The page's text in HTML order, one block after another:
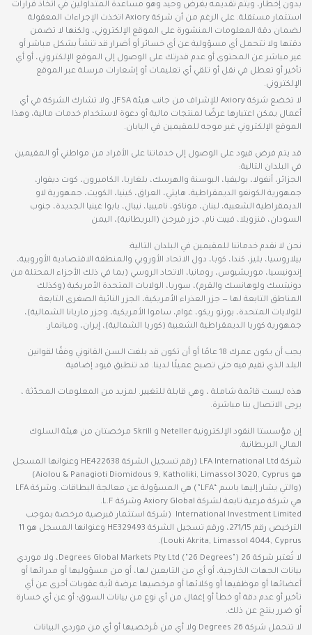
بدون إخطار، ويتم تقديمه بغرض وحيد وهو مساعدة المتداولين في اتخاذ قرارات
استثمار مستقلة. على الرغم من أن شركة Axiory اتخذت الإجراءات المعقولة
لضمان دقة المعلومات المنشورة على الموقع الإلكتروني، ولكنها لا تضمن
دقتها ولا تتحمل أي مسؤولية عن أي خسائر أو أضرار قد تنشأ بشكل مباشر أو
غير مباشر عن المحتوى أو عدم قدرتك على الوصول إلى الموقع الإلكتروني، أو أي
تأخير أو تعطل في نقل أو تلقي أي تعليمات أو إشعارات مرسلة عبر الموقع
الإلكتروني.
لا تخضع شركة Axiory للإشراف من جانب هيئة JFSA، ولا تشارك الشركة في أي
أعمال يمكن اعتبارها عرضًا لمنتجات مالية أو دعوة لاستخدام خدمات مالية، وهذا
الموقع الإلكتروني غير موجه للمقيمين في اليابان.
قد يتم فرض قيود على الوصول إلى خدماتنا على الأفراد من مواطني أو المقيمين
في البلدان التالية:
الجزائر، أنغولا، بوليفيا، البوسنة والهرسك، بلغاريا، الكاميرون، كوت ديفوار،
جمهورية الكونغو الديمقراطية، هايتي، العراق، كينيا، الكويت، جمهورية لاو
الديمقراطية الشعبية، لبنان، موناكو، ناميبيا، نيبال، بابوا غينيا الجديدة، جنوب
السودان، فنزويلا، فييت نام، جزر فيرجن (البريطانية)، اليمن
نحن لا نقدم خدماتنا للمقيمين في البلدان التالية:
بيلاروسيا، بليز، كندا، كوبا، دول الاتحاد الأوروبي والمنطقة الاقتصادية الأوروبية،
إندونيسيا، موريشيوس، رومانيا، الاتحاد الروسي (بما في ذلك الأجزاء المحتلة من
دونيتسك ولوهانسك والقرم)، سوريا، الولايات المتحدة الأمريكية (وكذلك
المناطق التابعة لها — جزر العذراء الأمريكية، الجزر النائية الصغرى التابعة
للولايات المتحدة، بورتو ريكو، غوام، ساموا الأمريكية، وجزر ماريانا الشمالية)،
جمهورية كوريا الديمقراطية الشعبية (كوريا الشمالية)، إيران، وميانمار.
يجب أن يكون عمرك 18 عامًا أو أن تكون قد بلغت السن القانوني وفقًا لقوانين
البلد الذي تقيم فيه حتى تصبح عميلًا لدينا. قد تنطبق قيود إضافية.
هذه ليست قائمة شاملة ، وهي قابلة للتغيير. لمزيد من المعلومات المحدّثة ،
يرجى الاتصال بنا مباشرة.
إن مؤسستا النقود الإلكترونية Neteller و Skrill مرخصتان من هيئة السلوك
المالي البريطانية.
شركة LFA International Ltd (رقم تسجيل الشركة HE422638 وعنوانها المسجل
هو Aiolou & Panagioti Diomidous 9, Katholiki, Limassol 3020, Cyprus)
(والتي يشار إليها باسم “LFA”) هي المسؤولة عن معالجة البطاقات. وشركة LFA
هي شركة فرعية تابعة لشركة Axiory Global وشركة L.F.
International Investment Limited (شركة استثمار قبرصية مرخصة بموجب
الترخيص رقم 271/15، ورقم تسجيل الشركة HE329493 وعنوانها المسجل هو 11
Louki Akrita, Limassol 4044, Cyprus).
لا تُعتبر شركة 26 Degrees Global Markets Pty Ltd ("26 Degrees")، ولا موردي
بيانات الجهات الخارجية، أو أي من التابعين لها، أو من مسؤوليها أو مدرائها أو
أعضائها أو موظفيها أو وكلائها أو مرخصيها عرضة لأية عقوبات أخرى عن أي
تأخير أو عدم دقة أو خطأ أو إغفال من أي نوع من بيانات السوق؛ أو عن أي خسارة
أو ضرر ينتج عن ذلك.
لا تتحمل شركة 26 Degrees ولا أي من مُرخصيها أو أي من موردي البيانات